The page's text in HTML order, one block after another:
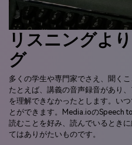
リスニングよ
グ
多くの学生や専門家でさえ、聞く
たとえば、講義の音声録音があり
を理解できなかったとします。い
とができます。Media.ioのSpeech
読むことを好み、読んでいるとき
てはありがたいものです。